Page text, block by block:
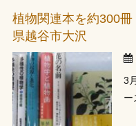
話
た
植物関連本を約300
県越谷市大沢
3
ー